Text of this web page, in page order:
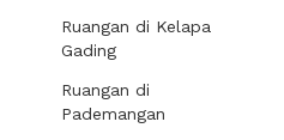
Ruangan di Kelapa
Gading
Ruangan di
Pademangan